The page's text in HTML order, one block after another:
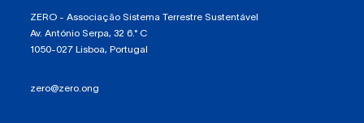
ZERO - Associação Sistema Terrestre Sustentável
Av. António Serpa, 32 6.° C
1050-027 Lisboa, Portugal
zero@zero.ong